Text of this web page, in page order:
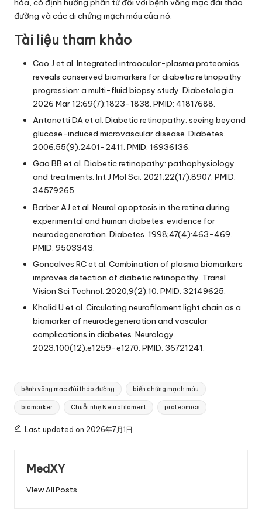
hóa, có định hướng phân tử đối với bệnh võng mạc đái tháo
đường và các di chứng mạch máu của nó.
Tài liệu tham khảo
Cao J et al. Integrated intraocular-plasma proteomics
reveals conserved biomarkers for diabetic retinopathy
progression: a multi-fluid biopsy study. Diabetologia.
2026 Mar 12;69(7):1823-1838. PMID: 41817688.
Antonetti DA et al. Diabetic retinopathy: seeing beyond
glucose-induced microvascular disease. Diabetes.
2006;55(9):2401-2411. PMID: 16936136.
Gao BB et al. Diabetic retinopathy: pathophysiology
and treatments. Int J Mol Sci. 2021;22(17):8907. PMID:
34579265.
Barber AJ et al. Neural apoptosis in the retina during
experimental and human diabetes: evidence for
neurodegeneration. Diabetes. 1998;47(4):463-469.
PMID: 9503343.
Goncalves RC et al. Combination of plasma biomarkers
improves detection of diabetic retinopathy. Transl
Vision Sci Technol. 2020;9(2):10. PMID: 32149625.
Khalid U et al. Circulating neurofilament light chain as a
biomarker of neurodegeneration and vascular
complications in diabetes. Neurology.
2023;100(12):e1259-e1270. PMID: 36721241.
Tags:
bệnh võng mạc đái tháo đường biến chứng mạch máu
biomarker Chuỗi nhẹ Neurofilament proteomics
Last updated on 2026年7月1日
MedXY
View All Posts